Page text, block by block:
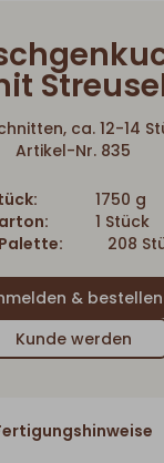
ca. 12-14
Artikel-Nr. 835
1750 g
1 Stück
208
Kunde werden